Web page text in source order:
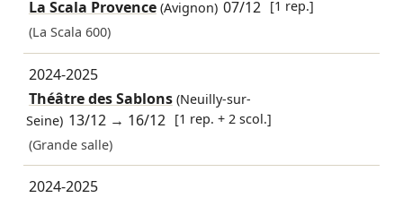
La Scala Provence(Avignon) 07/12 [1 rep.]
(La Scala 600)
2024-2025
Théâtre des Sablons(Neuilly-sur-
Seine) 13/12 → 16/12 [1 rep. + 2 scol.]
(Grande salle)
2024-2025